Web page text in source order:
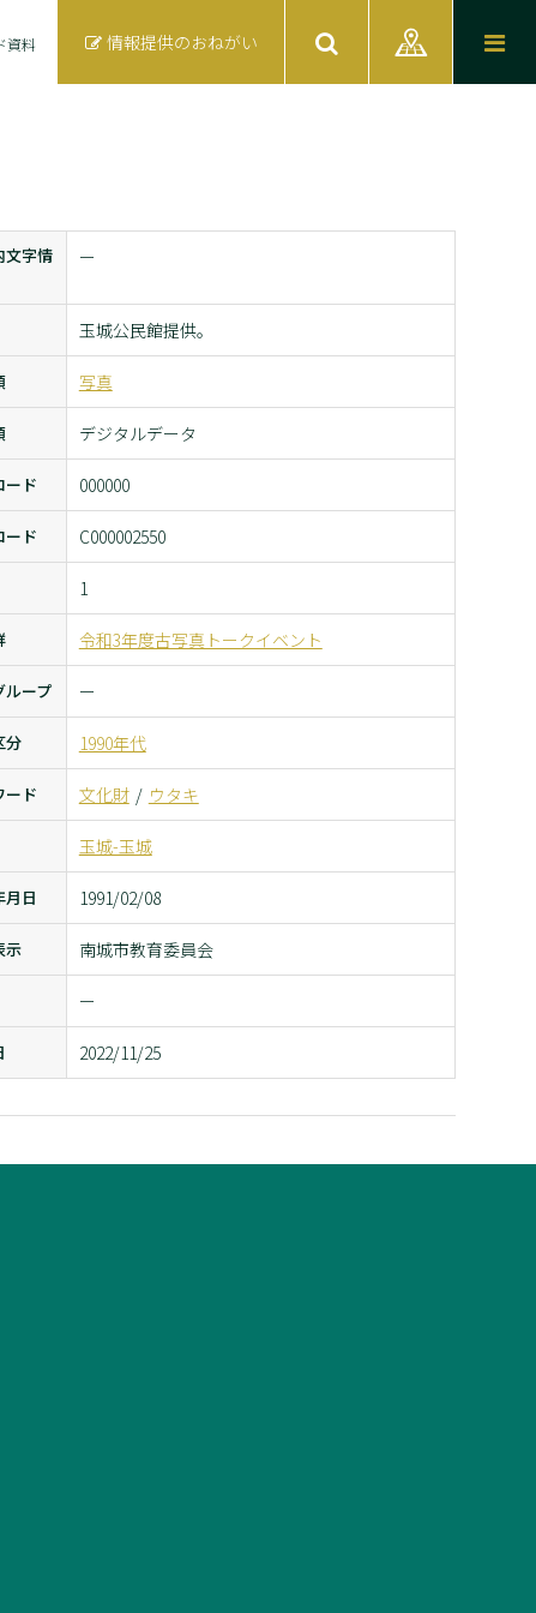
資料 情報提供のおねがい
文字情
ー
玉城公民館提供。
写真
デジタルデータ
ード 000000
ード C000002550
1
令和3年度古写真トークイベント
ループ ー
分 1990年代
ード 文化財 ウタキ
玉城-玉城
月日 1991/02/08
示 南城市教育委員会
ー
2022/11/25